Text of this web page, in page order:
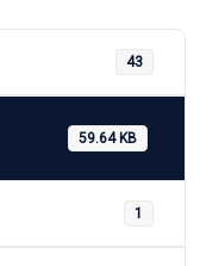
43
59.64 KB
1